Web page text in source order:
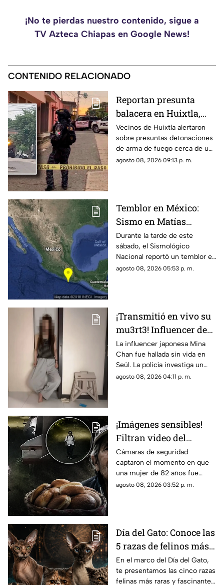
¡No te pierdas nuestro contenido, sigue a
TV Azteca Chiapas en Google News!
CONTENIDO RELACIONADO
Reportan presunta
balacera en Huixtla,
Chiapas: Vecinos
alertan por
detonaciones de fuego
Vecinos de Huixtla alertaron
sobre presuntas detonaciones
de arma de fuego cerca de una
bodega de café. Circulan
agosto 08, 2026 09:13 p. m.
Temblor en México:
Sismo en Matías
Romero, Oaxaca, hoy 8
de agosto de 2026
Durante la tarde de este
sábado, el Sismológico
Nacional reportó un temblor en
México hoy, con epicentro en
agosto 08, 2026 05:53 p. m.
¡Transmitió en vivo su
mu3rt3! Influencer de
k-pop Mina Chan
estaba en su
departamento de Seúl
La influencer japonesa Mina
Chan fue hallada sin vida en
Seúl. La policía investiga un
posible suicidio tras una alerta
agosto 08, 2026 04:11 p. m.
¡Imágenes sensibles!
Filtran video del
asesinato de abuelita
vendedora de cemitas
en Puebla: le robaron
unos pesos
Cámaras de seguridad
captaron el momento en que
una mujer de 82 años fue
asesinada al regresar de
agosto 08, 2026 03:52 p. m.
Día del Gato: Conoce las
5 razas de felinos más
raras del mundo
En el marco del Día del Gato,
te presentamos las cinco razas
felinas más raras y fascinantes